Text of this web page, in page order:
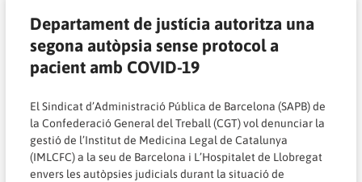
Departament de justícia autoritza una
segona autòpsia sense protocol a
pacient amb COVID-19
El Sindicat d’Administració Pública de Barcelona (SAPB) de
la Confederació General del Treball (CGT) vol denunciar la
gestió de l’Institut de Medicina Legal de Catalunya
(IMLCFC) a la seu de Barcelona i L’Hospitalet de Llobregat
envers les autòpsies judicials durant la situació de